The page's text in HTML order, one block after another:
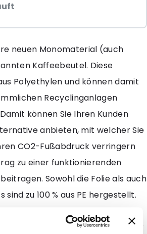
neuen Monomaterial (auch
Kaffeebeutel. Diese
Polyethylen und können damit
Recyclinganlagen
können Sie Ihren Kunden
anbieten, mit welcher Sie
CO2-Fußabdruck verringern
zu einer funktionierenden
Sowohl die Folie als auch
zu 100 % aus PE hergestellt.
Beschichtung für bessere
sind die Produkte trotzdem vor